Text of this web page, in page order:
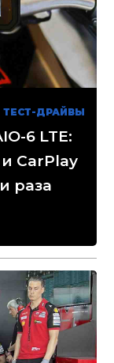
ТЕСТ-ДРАЙВЫ
6 LTE:
и CarPlay
раза